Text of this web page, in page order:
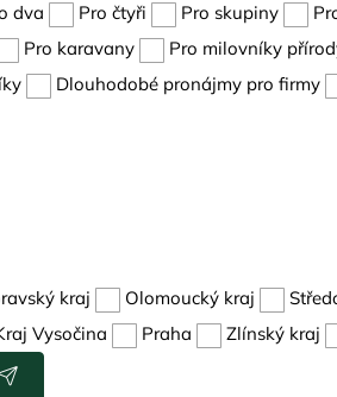
dva Pro čtyři Pro skupiny
Pro karavany Pro milovníky
Dlouhodobé pronájmy pro firmy
kraj Olomoucký kraj
Vysočina Praha Zlínský kraj